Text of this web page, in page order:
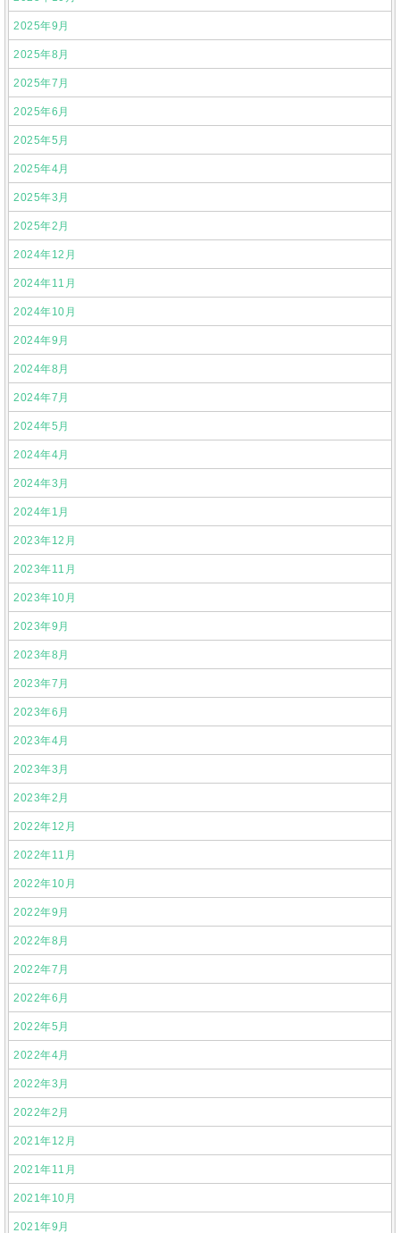
2025年9月
2025年8月
2025年7月
2025年6月
2025年5月
2025年4月
2025年3月
2025年2月
2024年12月
2024年11月
2024年10月
2024年9月
2024年8月
2024年7月
2024年5月
2024年4月
2024年3月
2024年1月
2023年12月
2023年11月
2023年10月
2023年9月
2023年8月
2023年7月
2023年6月
2023年4月
2023年3月
2023年2月
2022年12月
2022年11月
2022年10月
2022年9月
2022年8月
2022年7月
2022年6月
2022年5月
2022年4月
2022年3月
2022年2月
2021年12月
2021年11月
2021年10月
2021年9月